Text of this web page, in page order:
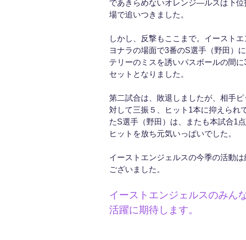
であきらめないオレンジ―ルスは下
場で追いつきました。
しかし、反撃もここまで。イースト
ヨナラの場面で3番のS選手（野田）
テリーのミスを誘いパスボールの間
セットとなりました。
第二試合は、敗退しましたが、相手
対して三振５、ヒット1本に抑えられ
たS選手（野田）は、またも本試合1
ヒットを放ち元気いっぱいでした。
イーストエンジェルスの今季の活動
ございました。
イーストエンジェルスのみん
活躍に期待します。